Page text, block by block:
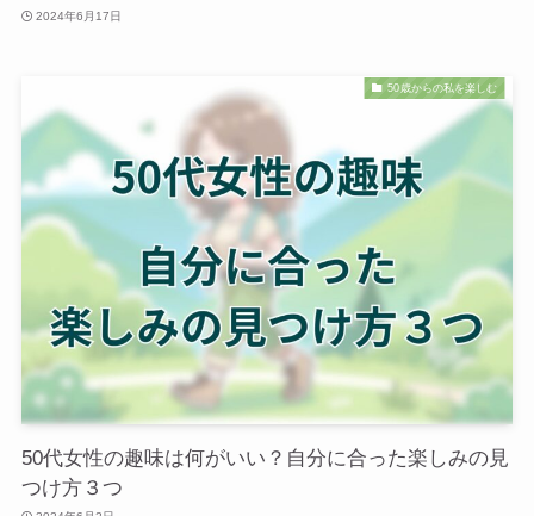
2024年6月17日
50歳からの私を楽しむ
50代女性の趣味は何がいい？自分に合った楽しみの見
つけ方３つ